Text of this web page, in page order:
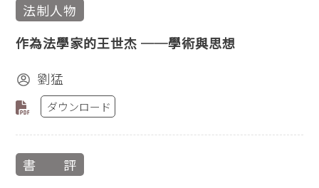
法制人物
作為法學家的王世杰 ──學術與思想
劉猛
ダウンロード
書 評